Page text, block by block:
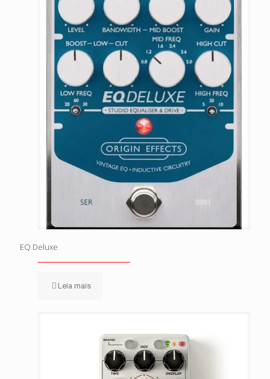
EQ Deluxe
Leia mais